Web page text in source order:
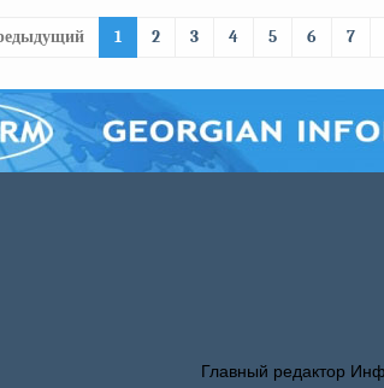
1 2 3 4 5 6 7
Главный редактор